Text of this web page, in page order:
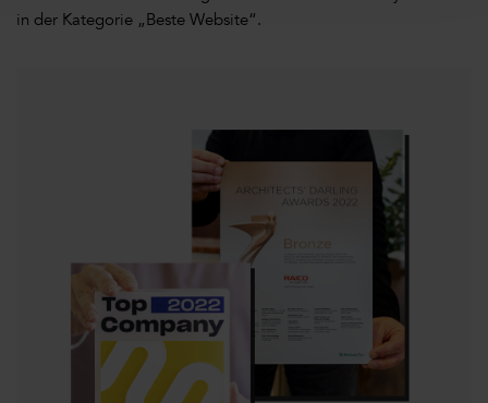
in der Kategorie „Beste Website“.